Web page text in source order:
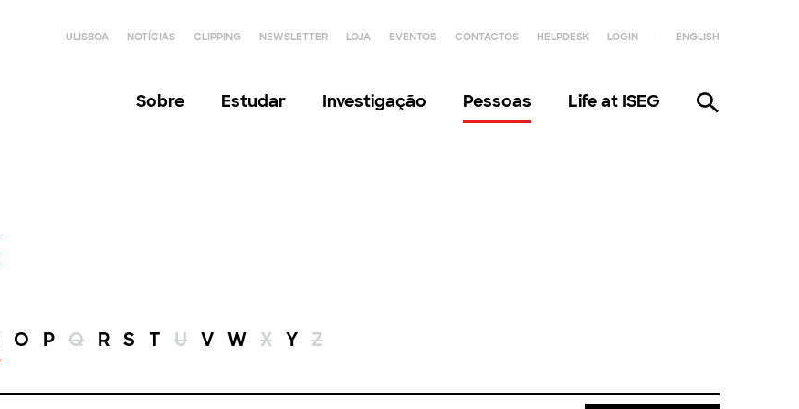
ULISBOA NOTÍCIAS CLIPPING NEWSLETTER LOJA EVENTOS CONTACTOS HELPDESK LOGIN ENGLISH
Sobre Estudar Investigação Pessoas Life at ISEG
O P Q R S T U V W X Y Z